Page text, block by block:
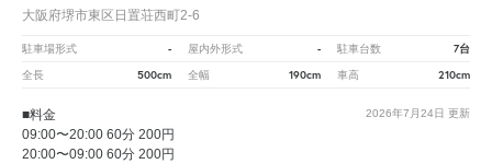
大阪府堺市東区日置荘西町2-6
駐車場形式 - 屋内外形式 - 駐車台数 7台
全長 500cm 全幅 190cm 車高 210cm
2026年7月24日 更新
■料金
09:00〜20:00 60分 200円
20:00〜09:00 60分 200円